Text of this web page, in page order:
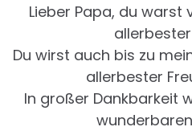
Lieber Papa, du warst
Du wirst auch bis zu
allerbester
In großer Dankbarkeit